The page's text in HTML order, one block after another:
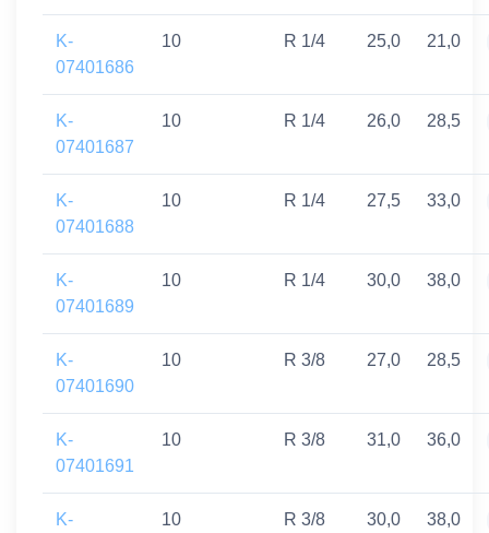
K-
07401686
10 R 1/4 25,0 21,0
K-
07401687
10 R 1/4 26,0 28,5
K-
07401688
10 R 1/4 27,5 33,0
K-
07401689
10 R 1/4 30,0 38,0
K-
07401690
10 R 3/8 27,0 28,5
K-
07401691
10 R 3/8 31,0 36,0
K-
10 R 3/8 30,0 38,0